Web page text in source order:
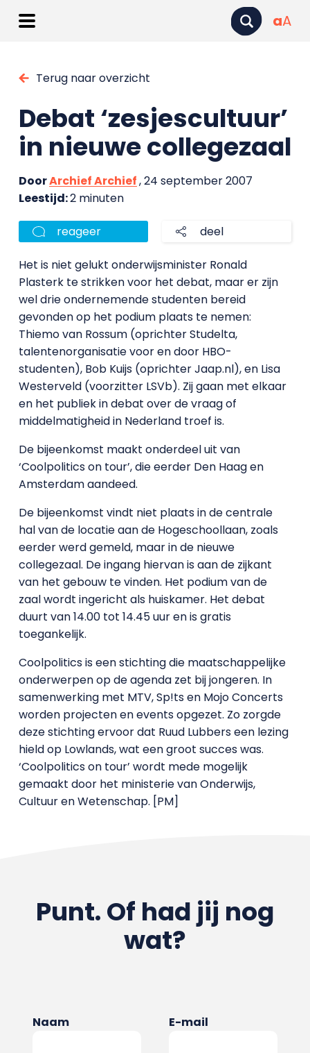
aA
Terug naar overzicht
Debat ‘zesjescultuur’
in nieuwe collegezaal
DoorArchief Archief, 24 september 2007
Leestijd:2 minuten
reageer deel
Het is niet gelukt onderwijsminister Ronald
Plasterk te strikken voor het debat, maar er zijn
wel drie ondernemende studenten bereid
gevonden op het podium plaats te nemen:
Thiemo van Rossum (oprichter Studelta,
talentenorganisatie voor en door HBO-
studenten), Bob Kuijs (oprichter Jaap.nl), en Lisa
Westerveld (voorzitter LSVb). Zij gaan met elkaar
en het publiek in debat over de vraag of
middelmatigheid in Nederland troef is.
De bijeenkomst maakt onderdeel uit van
‘Coolpolitics on tour’, die eerder Den Haag en
Amsterdam aandeed.
De bijeenkomst vindt niet plaats in de centrale
hal van de locatie aan de Hogeschoollaan, zoals
eerder werd gemeld, maar in de nieuwe
collegezaal. De ingang hiervan is aan de zijkant
van het gebouw te vinden. Het podium van de
zaal wordt ingericht als huiskamer. Het debat
duurt van 14.00 tot 14.45 uur en is gratis
toegankelijk.
Coolpolitics is een stichting die maatschappelijke
onderwerpen op de agenda zet bij jongeren. In
samenwerking met MTV, Sp!ts en Mojo Concerts
worden projecten en events opgezet. Zo zorgde
deze stichting ervoor dat Ruud Lubbers een lezing
hield op Lowlands, wat een groot succes was.
‘Coolpolitics on tour’ wordt mede mogelijk
gemaakt door het ministerie van Onderwijs,
Cultuur en Wetenschap. [PM]
Punt. Of had jij nog
wat?
Naam E-mail